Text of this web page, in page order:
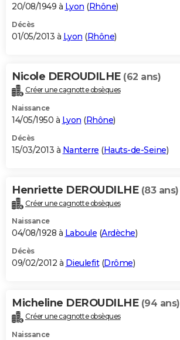
20/08/1949 à Lyon (Rhône)
Décès
01/05/2013 à Lyon (Rhône)
Nicole DEROUDILHE (62 ans)
Créer une cagnotte obsèques
Naissance
14/05/1950 à Lyon (Rhône)
Décès
15/03/2013 à Nanterre (Hauts-de-Seine)
Henriette DEROUDILHE (83 ans)
Créer une cagnotte obsèques
Naissance
04/08/1928 à Laboule (Ardèche)
Décès
09/02/2012 à Dieulefit(Drôme)
Micheline DEROUDILHE (94 ans)
Créer une cagnotte obsèques
Naissance